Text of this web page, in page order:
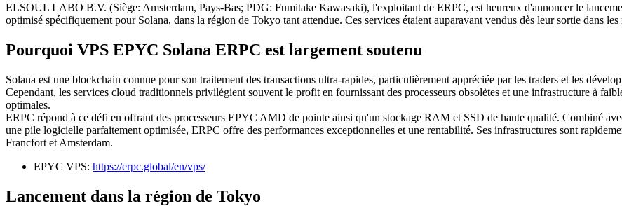
ELSOUL LABO B.V. (Siège: Amsterdam, Pays-Bas; PDG: Fumitake Kawasaki), l'exploitant de ERPC, est heureux d'annoncer le
optimisé spécifiquement pour Solana, dans la région de Tokyo tant attendue. Ces services étaient auparavant vendus dès leur sortie dans
Pourquoi VPS EPYC Solana ERPC est largement soutenu
Solana est une blockchain connue pour son traitement des transactions ultra-rapides, particulièrement appréciée par les traders et les
Cependant, les services cloud traditionnels privilégient souvent le profit en fournissant des processeurs obsolètes et une infrastructure à
optimales.
ERPC répond à ce défi en offrant des processeurs EPYC AMD de pointe ainsi qu'un stockage RAM et SSD de haute qualité. Combiné
une pile logicielle parfaitement optimisée, ERPC offre des performances exceptionnelles et une rentabilité. Ses infrastructures sont
Francfort et Amsterdam.
EPYC VPS: https://erpc.global/en/vps/
Lancement dans la région de Tokyo